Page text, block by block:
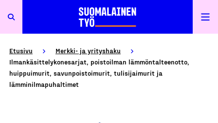
Etusivu
Merkki- ja yrityshaku
Ilmankäsittelykonesarjat, poistoilman lämmöntalteenotto,
huippuimurit, savunpoistoimurit, tulisijaimurit ja
lämminilmapuhaltimet